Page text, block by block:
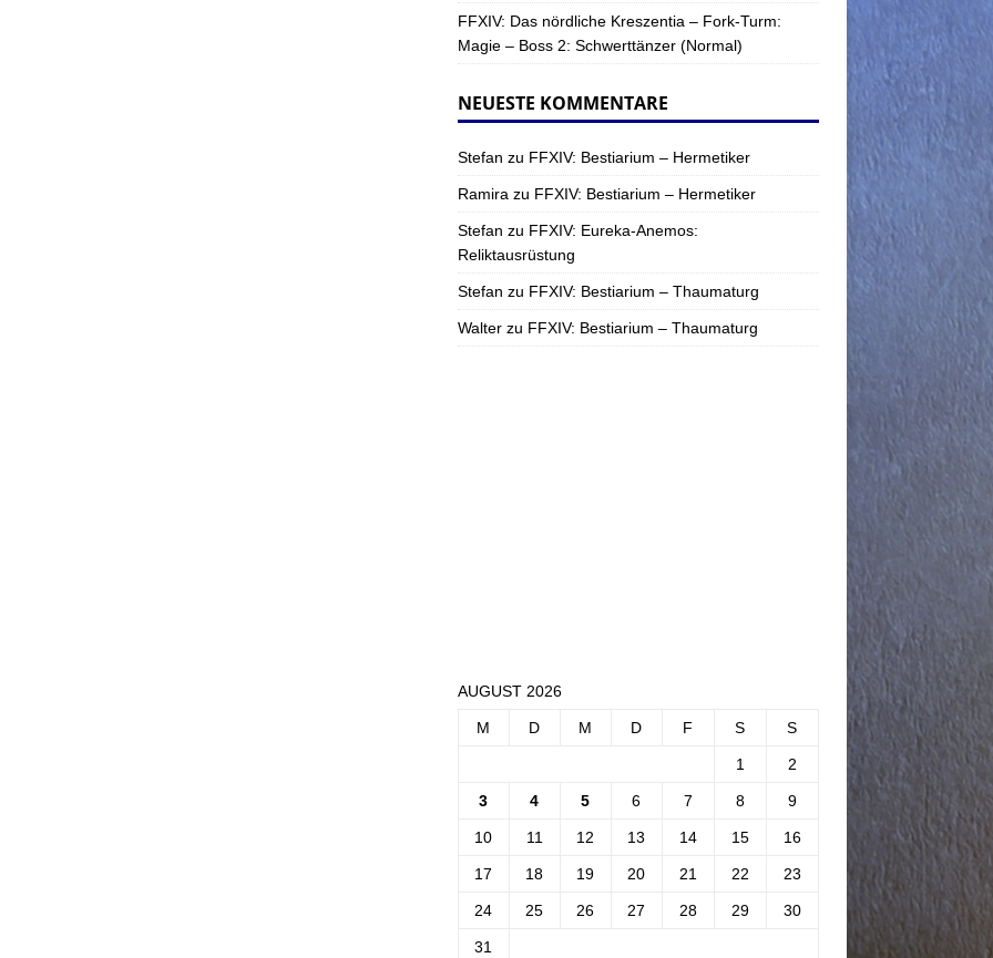
FFXIV: Das nördliche Kreszentia – Fork-Turm:
Magie – Boss 2: Schwerttänzer (Normal)
NEUESTE KOMMENTARE
Stefan zu FFXIV: Bestiarium – Hermetiker
Ramira zu FFXIV: Bestiarium – Hermetiker
Stefan zu FFXIV: Eureka-Anemos:
Reliktausrüstung
Stefan zu FFXIV: Bestiarium – Thaumaturg
Walterzu FFXIV: Bestiarium – Thaumaturg
AUGUST 2026
M D M D F S S
1 2
3 4 5 6 7 8 9
10 11 12 13 14 15 16
17 18 19 20 21 22 23
24 25 26 27 28 29 30
31